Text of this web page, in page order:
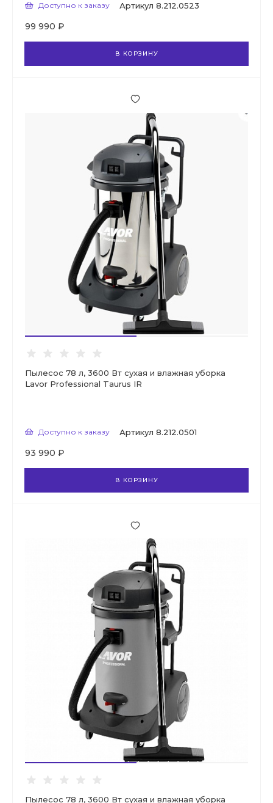
Доступно к заказу Артикул 8.212.0523
99 990 ₽
В КОРЗИНУ
Пылесос 78 л, 3600 Вт сухая и влажная уборка
Lavor Professional Taurus IR
Доступно к заказу Артикул 8.212.0501
93 990 ₽
В КОРЗИНУ
Пылесос 78 л, 3600 Вт сухая и влажная уборка